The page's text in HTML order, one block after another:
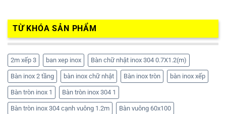
TỪ KHÓA SẢN PHẨM
2m xếp 3 ban xep inox Bàn chữ nhật inox 304 0.7X1.2(m)
Bàn inox 2 tầng bàn inox chữ nhật Bàn inox tròn bàn inox xếp
Bàn tròn inox 1 Bàn tròn inox 304 1
Bàn tròn inox 304 cạnh vuông 1.2m Bàn vuông 60x100